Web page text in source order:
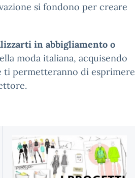
si fondono per creare
in abbigliamento o
moda italiana, acquisendo
ti permetteranno di esprimere